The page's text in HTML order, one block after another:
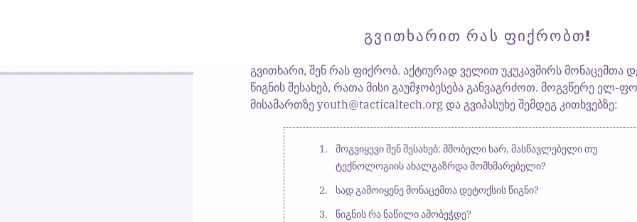
ᲒᲕᲘᲗᲮᲐᲠᲘᲗ ᲠᲐᲡ ᲤᲘᲥᲠᲝᲑᲗ!
გვითხარი, შენ რას ფიქრობ. აქტიურად ველით უკუკავშირს მონაცემთა
წიგნის შესახებ, რათა მისი გაუმჯობესება განვაგრძოთ. მოგვწერე ელ-
მისამართზე youth@tacticaltech.org და გვიპასუხე შემდეგ კითხვებზე:
მოგვიყევი შენ შესახებ: მშობელი ხარ, მასწავლებელი თუ
ტექნოლოგიის ახალგაზრდა მომხმარებელი?
სად გამოიყენე მონაცემთა დეტოქსის წიგნი?
წიგნის რა ნაწილი ამობეჭდე?